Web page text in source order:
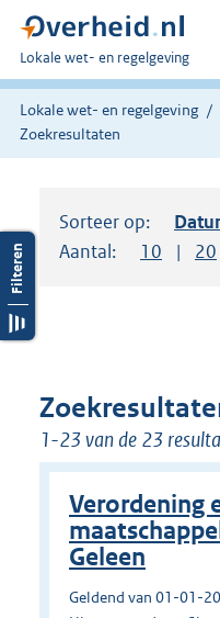
U
bent
hier:
Lokale wet- en regelgeving
Lokale wet- en regelgeving
Zoekresultaten
Sorteer op:
Aantal:
Toon
10 20
1-23 van de 23
Verordening
Geleen
Geldend van 01-01-